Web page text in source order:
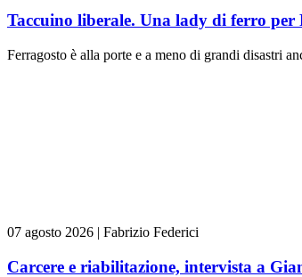
Taccuino liberale. Una lady di ferro per
Ferragosto è alla porte e a meno di grandi disastri
07 agosto 2026 | Fabrizio Federici
Carcere e riabilitazione, intervista a